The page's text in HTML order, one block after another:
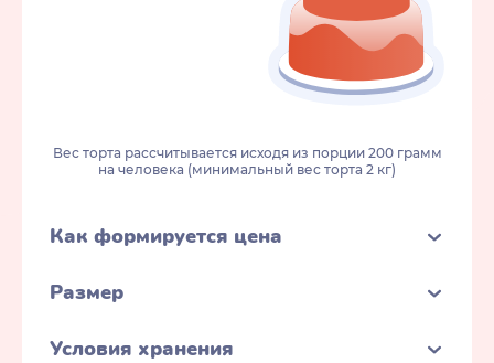
Вес торта рассчитывается исходя из порции 200 грамм
на человека (минимальный вес торта 2 кг)
Как формируется цена
Размер
Условия хранения